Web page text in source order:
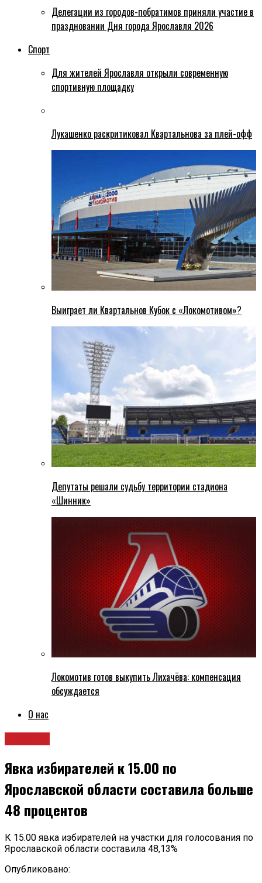
Делегации из городов-побратимов приняли участие в
праздновании Дня города Ярославля 2026
Спорт
Для жителей Ярославля открыли современную
спортивную площадку
Лукашенко раскритиковал Квартальнова за плей-офф
Выиграет ли Квартальнов Кубок с «Локомотивом»?
Депутаты решали судьбу территории стадиона
«Шинник»
Локомотив готов выкупить Лихачёва: компенсация
обсуждается
О нас
Явка избирателей к 15.00 по
Ярославской области составила больше
48 процентов
К 15.00 явка избирателей на участки для голосования по
Ярославской области составила 48,13%
Опубликовано: